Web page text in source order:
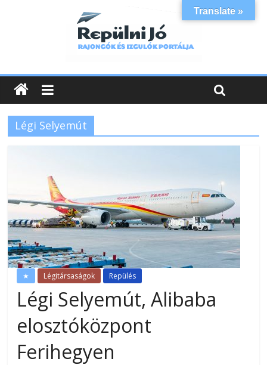
Légi Selyemút
★ Légitársaságok Repülés
Légi Selyemút, Alibaba
elosztóközpont
Ferihegyen
Translate »